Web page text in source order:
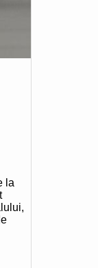
la